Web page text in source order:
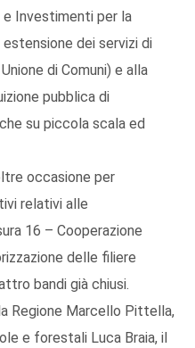
e Investimenti per la
dei servizi di
di Comuni) e alla
pubblica di
su piccola scala ed
occasione per
relativi alle
16 – Cooperazione
delle filiere
bandi già chiusi.
Regione Marcello Pittella,
e forestali Luca Braia, il